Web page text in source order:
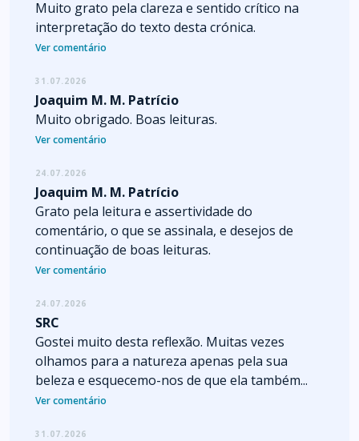
Muito grato pela clareza e sentido crítico na
interpretação do texto desta crónica.
Ver comentário
31.07.2026
Joaquim M. M. Patrício
Muito obrigado. Boas leituras.
Ver comentário
24.07.2026
Joaquim M. M. Patrício
Grato pela leitura e assertividade do
comentário, o que se assinala, e desejos de
continuação de boas leituras.
Ver comentário
24.07.2026
SRC
Gostei muito desta reflexão. Muitas vezes
olhamos para a natureza apenas pela sua
beleza e esquecemo-nos de que ela também...
Ver comentário
31.07.2026